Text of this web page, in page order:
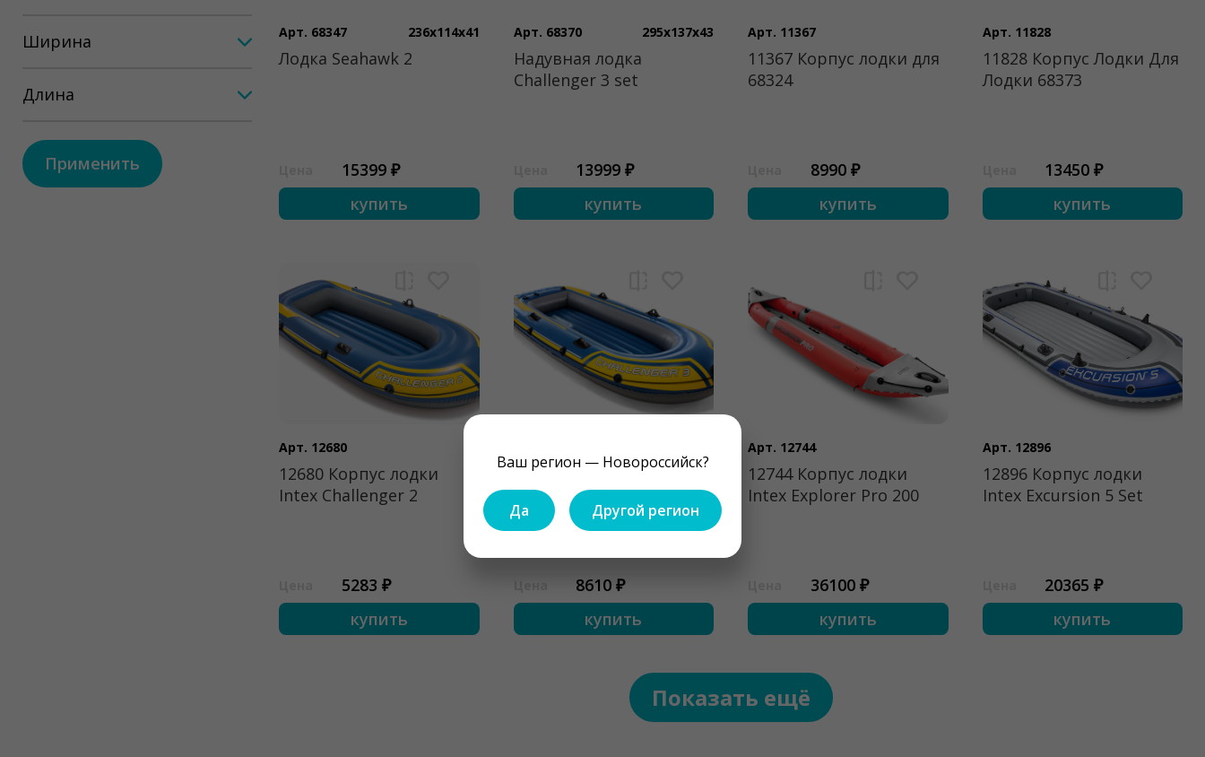
Ваш регион — Новороссийск?
Да Другой регион
Ширина
Длина
Применить
Арт. 68347 236x114x41
Лодка Seahawk 2
15399 ₽
купить
Арт. 68370 295x137x43
Надувная лодка
Challenger 3 set
13999 ₽
купить
Арт. 11367
11367 Корпус лодки для
68324
8990 ₽
купить
Арт. 11828
11828 Корпус Лодки Для
Лодки 68373
13450 ₽
купить
Арт. 12680
12680 Корпус лодки
Intex Challenger 2
5283 ₽
купить
12681 Корпус лодки
Intex Challenger 3
8610 ₽
купить
Арт. 12744
12744 Корпус лодки
Intex Explorer Pro 200
36100 ₽
купить
Арт. 12896
12896 Корпус лодки
Intex Excursion 5 Set
20365 ₽
купить
Показать ещё